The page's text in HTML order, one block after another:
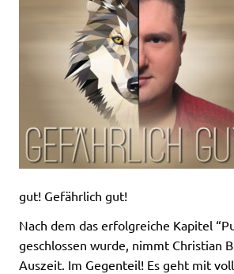
gut! Gefährlich gut!
Nach dem das erfolgreiche Kapitel
geschlossen wurde, nimmt Christian
Auszeit. Im Gegenteil! Es geht mit